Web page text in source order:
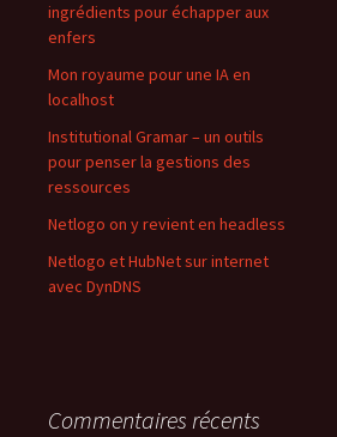
ingrédients pour échapper aux
enfers
Mon royaume pour une IA en
localhost
Institutional Gramar – un outils
pour penser la gestions des
ressources
Netlogo on y revient en headless
Netlogo et HubNet sur internet
avec DynDNS
Commentaires récents